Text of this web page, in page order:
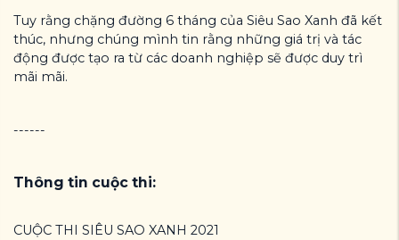
Tuy rằng chặng đường 6 tháng của Siêu Sao Xanh đã kết
thúc, nhưng chúng mình tin rằng những giá trị và tác
động được tạo ra từ các doanh nghiệp sẽ được duy trì
mãi mãi.
------
Thông tin cuộc thi:
CUỘC THI SIÊU SAO XANH 2021